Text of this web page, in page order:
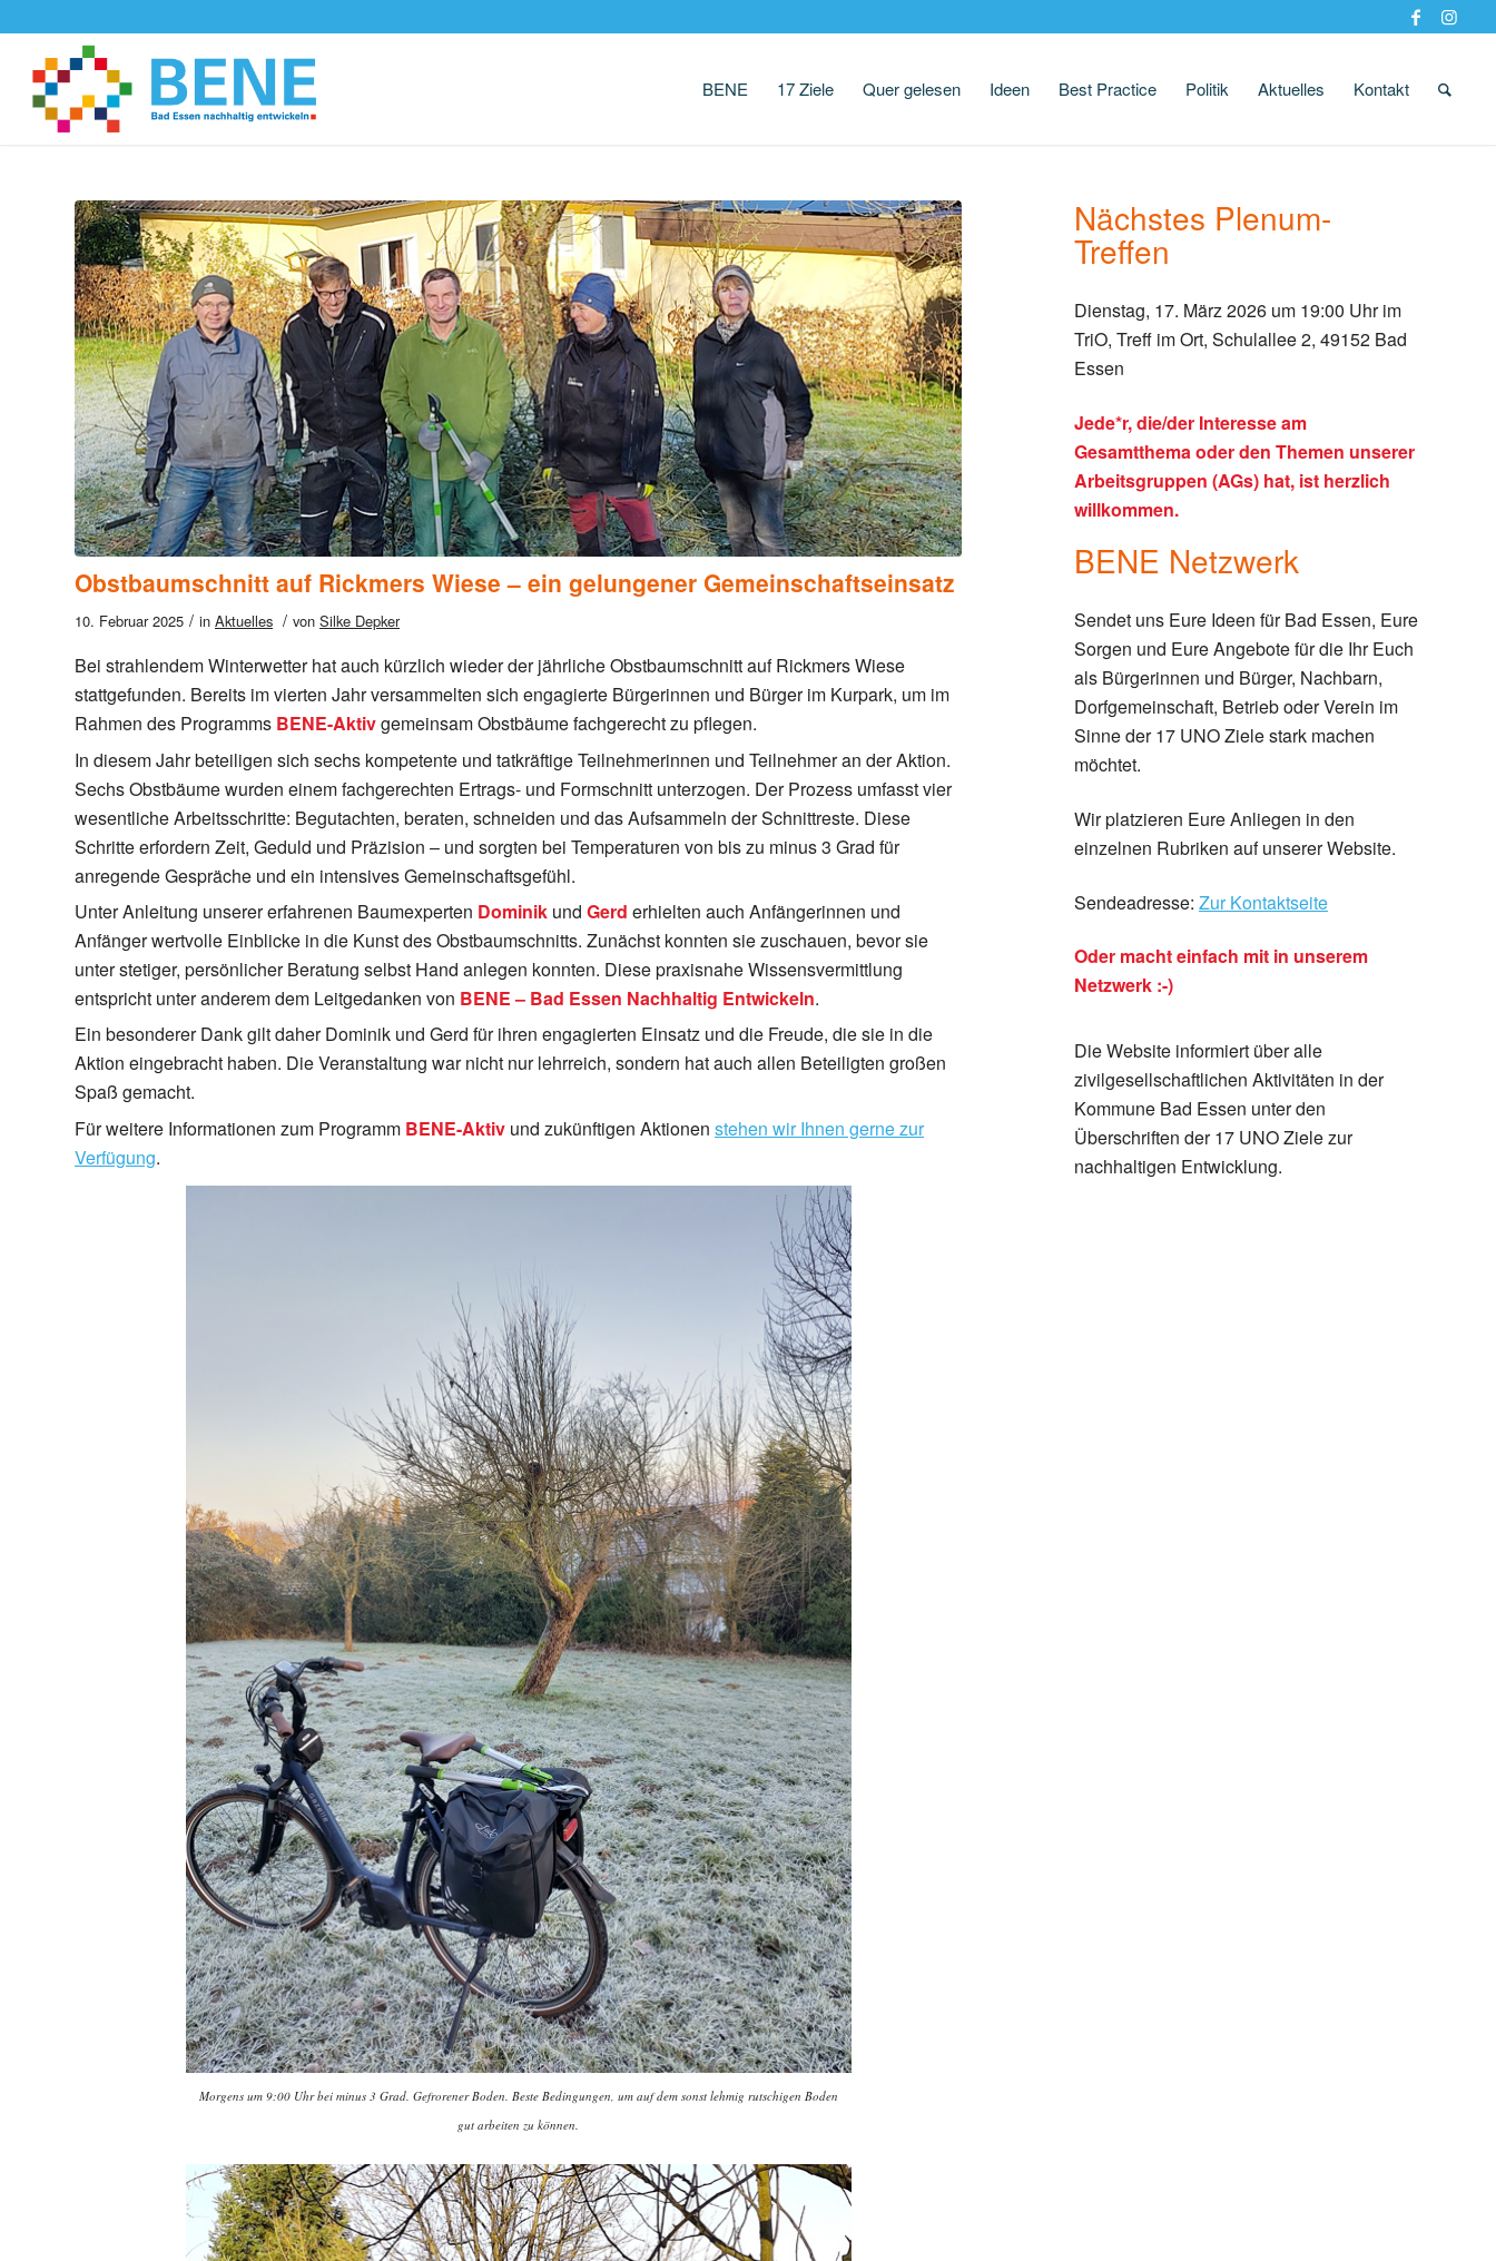
BENE 17 Ziele Quer gelesen Ideen Best Practice Politik Aktuelles Kontakt
Obstbaumschnitt auf Rickmers Wiese – ein gelungener Gemeinschaftseinsatz
10. Februar 2025 / in Aktuelles / von Silke Depker
Bei strahlendem Winterwetter hat auch kürzlich wieder der jährliche Obstbaumschnitt auf Rickmers Wiese
stattgefunden. Bereits im vierten Jahr versammelten sich engagierte Bürgerinnen und Bürger im Kurpark, um im
Rahmen des Programms BENE-Aktivgemeinsam Obstbäume fachgerecht zu pflegen.
In diesem Jahr beteiligen sich sechs kompetente und tatkräftige Teilnehmerinnen und Teilnehmer an der Aktion.
Sechs Obstbäume wurden einem fachgerechten Ertrags- und Formschnitt unterzogen. Der Prozess umfasst vier
wesentliche Arbeitsschritte: Begutachten, beraten, schneiden und das Aufsammeln der Schnittreste. Diese
Schritte erfordern Zeit, Geduld und Präzision – und sorgten bei Temperaturen von bis zu minus 3 Grad für
anregende Gespräche und ein intensives Gemeinschaftsgefühl.
Unter Anleitung unserer erfahrenen Baumexperten Dominik und Gerd erhielten auch Anfängerinnen und
Anfänger wertvolle Einblicke in die Kunst des Obstbaumschnitts. Zunächst konnten sie zuschauen, bevor sie
unter stetiger, persönlicher Beratung selbst Hand anlegen konnten. Diese praxisnahe Wissensvermittlung
entspricht unter anderem dem Leitgedanken von BENE – Bad Essen Nachhaltig Entwickeln.
Ein besonderer Dank gilt daher Dominik und Gerd für ihren engagierten Einsatz und die Freude, die sie in die
Aktion eingebracht haben. Die Veranstaltung war nicht nur lehrreich, sondern hat auch allen Beteiligten großen
Spaß gemacht.
Für weitere Informationen zum Programm BENE-Aktiv und zukünftigen Aktionen stehen wir Ihnen gerne zur
Verfügung.
Morgens um 9:00 Uhr bei minus 3 Grad. Gefrorener Boden. Beste Bedingungen, um auf dem sonst lehmig rutschigen Boden
gut arbeiten zu können.
Nächstes Plenum-
Treffen
Dienstag, 17. März 2026 um 19:00 Uhr im
TriO, Treff im Ort, Schulallee 2, 49152 Bad
Essen
Jede*r, die/der Interesse am
Gesamtthema oder den Themen unserer
Arbeitsgruppen (AGs) hat, ist herzlich
willkommen.
BENE Netzwerk
Sendet uns Eure Ideen für Bad Essen, Eure
Sorgen und Eure Angebote für die Ihr Euch
als Bürgerinnen und Bürger, Nachbarn,
Dorfgemeinschaft, Betrieb oder Verein im
Sinne der 17 UNO Ziele stark machen
möchtet.
Wir platzieren Eure Anliegen in den
einzelnen Rubriken auf unserer Website.
Sendeadresse: Zur Kontaktseite
Oder macht einfach mit in unserem
Netzwerk :-)
Die Website informiert über alle
zivilgesellschaftlichen Aktivitäten in der
Kommune Bad Essen unter den
Überschriften der 17 UNO Ziele zur
nachhaltigen Entwicklung.